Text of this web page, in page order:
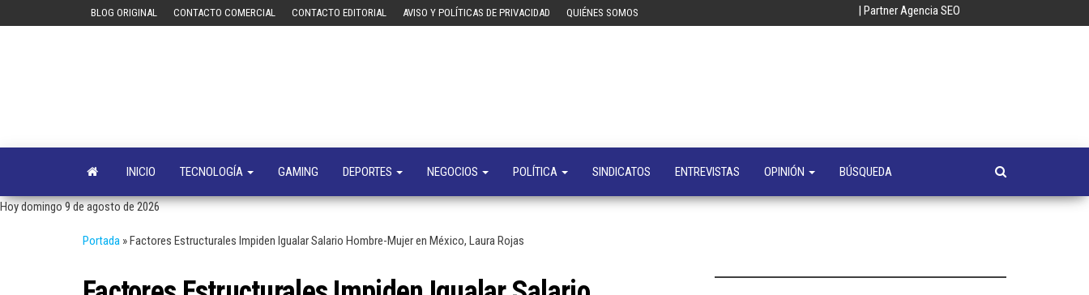
BLOG ORIGINAL CONTACTO COMERCIAL CONTACTO EDITORIAL AVISO Y POLÍTICAS DE PRIVACIDAD QUIÉNES SOMOS | Partner Agencia SEO
negocios
INICIO TECNOLOGÍA GAMING DEPORTES NEGOCIOS POLÍTICA SINDICATOS ENTREVISTAS OPINIÓN BÚSQUEDA
Hoy domingo 9 de agosto de 2026
Portada »Factores Estructurales Impiden Igualar Salario Hombre-Mujer en México, Laura Rojas